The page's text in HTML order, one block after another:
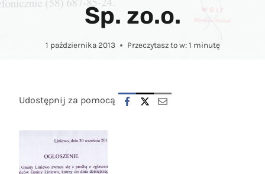
Sp. zo.o.
1 października 2013 Przeczytasz to w:1 minutę
Udostępnij za pomocą